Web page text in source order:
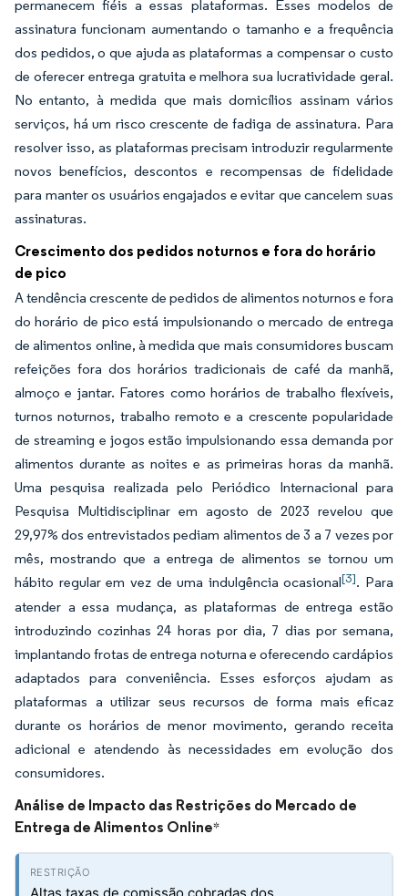
permanecem fiéis a essas plataformas. Esses modelos de
assinatura funcionam aumentando o tamanho e a frequência
dos pedidos, o que ajuda as plataformas a compensar o custo
de oferecer entrega gratuita e melhora sua lucratividade geral.
No entanto, à medida que mais domicílios assinam vários
serviços, há um risco crescente de fadiga de assinatura. Para
resolver isso, as plataformas precisam introduzir regularmente
novos benefícios, descontos e recompensas de fidelidade
para manter os usuários engajados e evitar que cancelem suas
assinaturas.
Crescimento dos pedidos noturnos e fora do horário
de pico
A tendência crescente de pedidos de alimentos noturnos e fora
do horário de pico está impulsionando o mercado de entrega
de alimentos online, à medida que mais consumidores buscam
refeições fora dos horários tradicionais de café da manhã,
almoço e jantar. Fatores como horários de trabalho flexíveis,
turnos noturnos, trabalho remoto e a crescente popularidade
de streaming e jogos estão impulsionando essa demanda por
alimentos durante as noites e as primeiras horas da manhã.
Uma pesquisa realizada pelo Periódico Internacional para
Pesquisa Multidisciplinar em agosto de 2023 revelou que
29,97% dos entrevistados pediam alimentos de 3 a 7 vezes por
mês, mostrando que a entrega de alimentos se tornou um
hábito regular em vez de uma indulgência ocasional[3]. Para
atender a essa mudança, as plataformas de entrega estão
introduzindo cozinhas 24 horas por dia, 7 dias por semana,
implantando frotas de entrega noturna e oferecendo cardápios
adaptados para conveniência. Esses esforços ajudam as
plataformas a utilizar seus recursos de forma mais eficaz
durante os horários de menor movimento, gerando receita
adicional e atendendo às necessidades em evolução dos
consumidores.
Análise de Impacto das Restrições do Mercado de
Entrega de Alimentos Online*